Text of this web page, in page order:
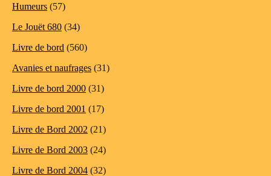
Humeurs (57)
Le Jouët 680 (34)
Livre de bord (560)
Avanies et naufrages (31)
Livre de bord 2000 (31)
Livre de bord 2001 (17)
Livre de Bord 2002 (21)
Livre de Bord 2003 (24)
Livre de Bord 2004 (32)